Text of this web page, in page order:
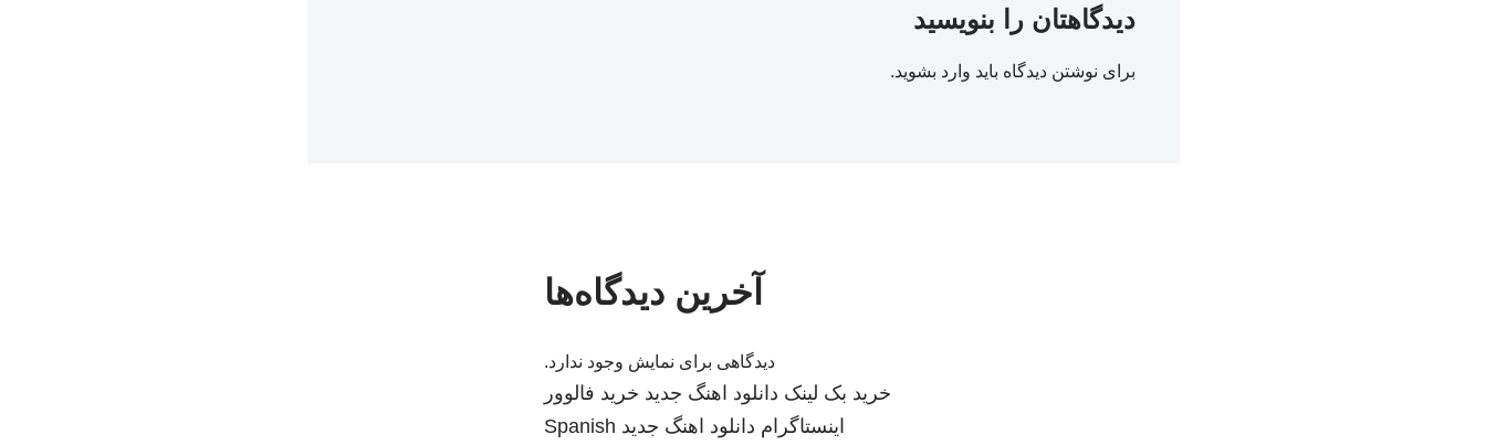
دیدگاهتان را بنویسید
برای نوشتن دیدگاه باید وارد بشوید.
آخرین دیدگاه‌ها
دیدگاهی برای نمایش وجود ندارد.
خرید بک لینک دانلود اهنگ جدید خرید فالوور
اینستاگرام دانلود اهنگ جدید Spanish